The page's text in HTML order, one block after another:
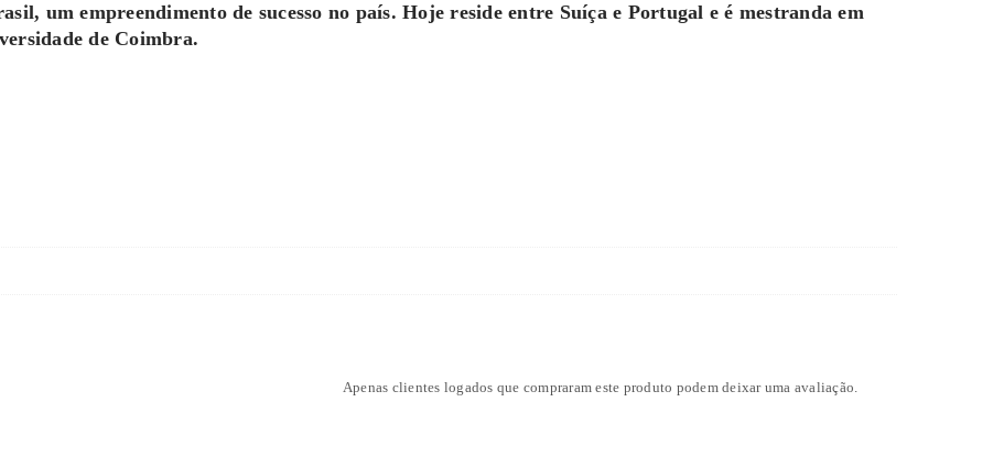
um empreendimento de sucesso no país. Hoje reside entre Suíça e Portugal e é mestranda em
de Coimbra.
Apenas clientes logados que compraram este produto podem deixar uma avaliação.